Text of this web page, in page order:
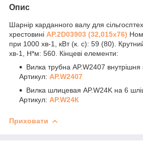
Опис
Шарнір карданного валу для
хрестовині АР.2D03903 (32,015х76)
при 1000 хв-1
, кВт (к. с): 59 (80).
хв-1
, Н*м: 560. Кінцеві елементи:
Вилка трубна AP.W2407 внутрішня
Артикул: AP.W2407
Вилка шлицевая AP.W24K на 6
Артикул: AP.W24К
Приховати